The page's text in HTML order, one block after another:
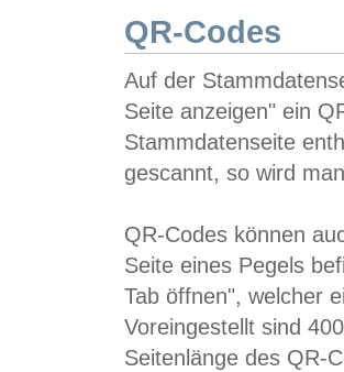
QR-Codes
Auf der
Seite anzeigen" ein
Stammdatenseite
gescannt, so wird
QR-Codes können
Seite eines Pegels
Tab öffnen", welcher
Voreingestellt sind
Seitenlänge des QR-